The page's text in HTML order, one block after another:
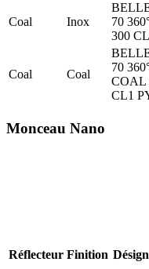
Coal Inox
70
300
Coal Coal
70
COAL
CL1
Monceau Nano
Réflecteur Finition